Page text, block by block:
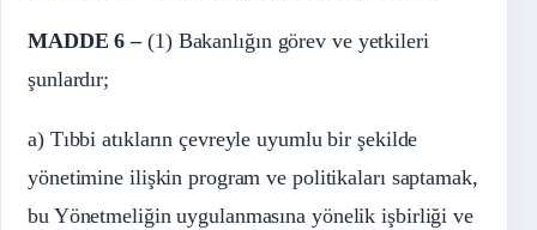
MADDE 6 –(1) Bakanlığın görev ve yetkileri
şunlardır;
a) Tıbbi atıkların çevreyle uyumlu bir şekilde
yönetimine ilişkin program ve politikaları saptamak,
bu Yönetmeliğin uygulanmasına yönelik işbirliği ve